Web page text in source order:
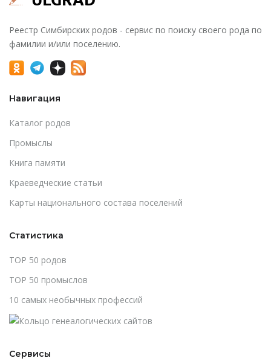
Реестр Симбирских родов - сервис по поиску своего рода по
фамилии и/или поселению.
Навигация
Каталог родов
Промыслы
Книга памяти
Краеведческие статьи
Карты национального состава поселений
Статистика
TOP 50 родов
TOP 50 промыслов
10 самых необычных профессий
Сервисы